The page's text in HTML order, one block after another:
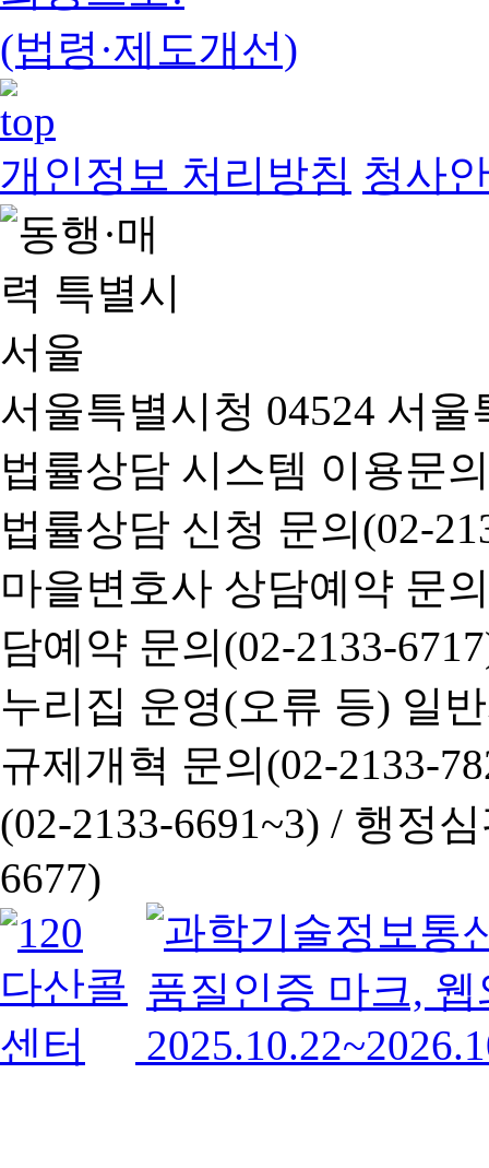
(법령·제도개선)
개인정보 처리방침 청사
서울특별시청 04524 서
법률상담 시스템 이용문
법률상담 신청 문의(02-
마을변호사 상담예약 문
담예약 문의(02-2133-
누리집 운영(오류 등) 일
규제개혁 문의(02-2133-
(02-2133-6691~3) / 행정심
6677)